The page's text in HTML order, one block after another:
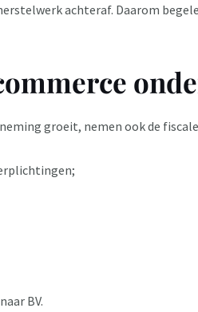
achteraf. Daarom
groeit, nemen ook de
BV.